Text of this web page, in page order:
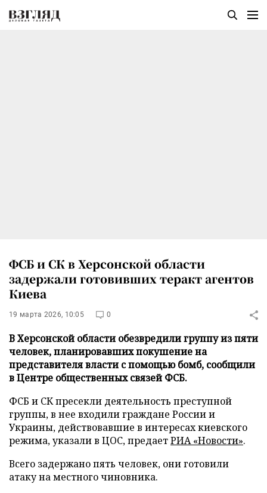
ФСБ и СК в Херсонской области
задержали готовивших теракт агентов
Киева
19 марта 2026, 10:05 0
В Херсонской области обезвредили группу из пяти
человек, планировавших покушение на
представителя власти с помощью бомб, сообщили
в Центре общественных связей ФСБ.
ФСБ и СК пресекли деятельность преступной
группы, в нее входили граждане России и
Украины, действовавшие в интересах киевского
режима, указали в ЦОС, предаетРИА «Новости».
Всего задержано пять человек, они готовили
атаку на местного чиновника.